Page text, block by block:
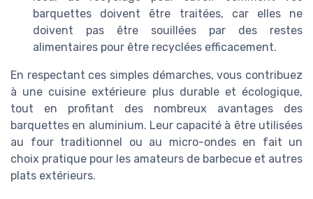
barquettes doivent être traitées, car elles ne
doivent pas être souillées par des restes
alimentaires pour être recyclées efficacement.
En respectant ces simples démarches, vous contribuez
à une cuisine extérieure plus durable et écologique,
tout en profitant des nombreux avantages des
barquettes en aluminium. Leur capacité à être utilisées
au four traditionnel ou au micro-ondes en fait un
choix pratique pour les amateurs de barbecue et autres
plats extérieurs.